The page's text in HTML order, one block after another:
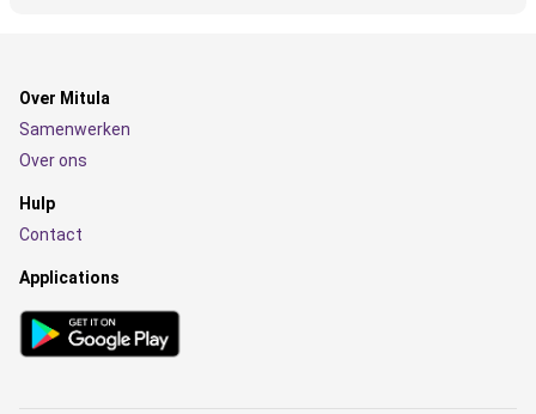
Over Mitula
Samenwerken
Over ons
Hulp
Contact
Applications